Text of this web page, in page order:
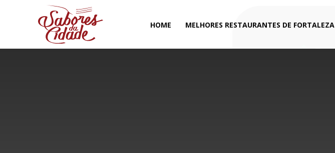
HOME MELHORES RESTAURANTES DE FORTALEZA